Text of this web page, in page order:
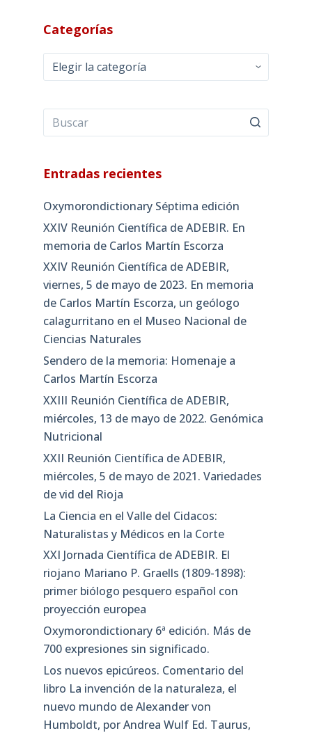
Categorías
Categorías
Entradas recientes
Oxymorondictionary Séptima edición
XXIV Reunión Científica de ADEBIR. En
memoria de Carlos Martín Escorza
XXIV Reunión Científica de ADEBIR,
viernes, 5 de mayo de 2023. En memoria
de Carlos Martín Escorza, un geólogo
calagurritano en el Museo Nacional de
Ciencias Naturales
Sendero de la memoria: Homenaje a
Carlos Martín Escorza
XXIII Reunión Científica de ADEBIR,
miércoles, 13 de mayo de 2022. Genómica
Nutricional
XXII Reunión Científica de ADEBIR,
miércoles, 5 de mayo de 2021. Variedades
de vid del Rioja
La Ciencia en el Valle del Cidacos:
Naturalistas y Médicos en la Corte
XXI Jornada Científica de ADEBIR. El
riojano Mariano P. Graells (1809-1898):
primer biólogo pesquero español con
proyección europea
Oxymorondictionary 6ª edición. Más de
700 expresiones sin significado.
Los nuevos epicúreos. Comentario del
libro La invención de la naturaleza, el
nuevo mundo de Alexander von
Humboldt, por Andrea Wulf Ed. Taurus,